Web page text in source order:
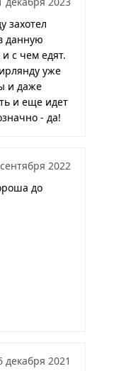
захотел
данную
с чем едят.
уже
и даже
и еще идет
- да!
2022
до
декабря 2021